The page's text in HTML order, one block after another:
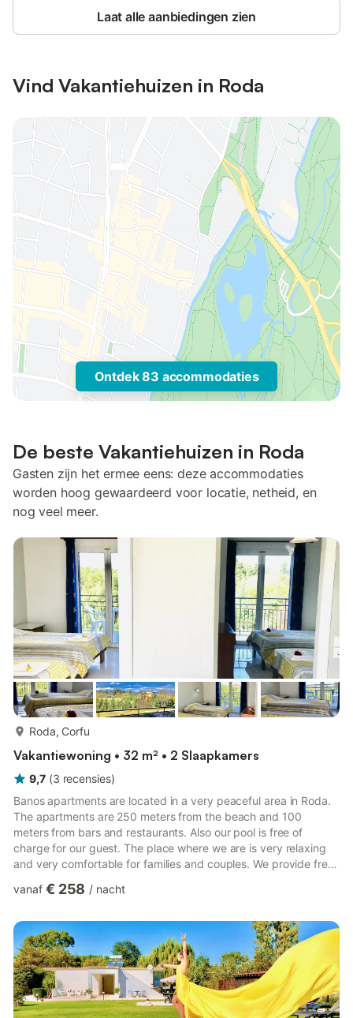
Laat alle aanbiedingen zien
Vind Vakantiehuizen in Roda
Ontdek 83 accommodaties
De beste Vakantiehuizen in Roda
Gasten zijn het ermee eens: deze accommodaties
worden hoog gewaardeerd voor locatie, netheid, en
nog veel meer.
Roda, Corfu
Vakantiewoning • 32 m² • 2 Slaapkamers
9,7 (3 recensies)
Banos apartments are located in a very peaceful area in Roda.
The apartments are 250 meters from the beach and 100
meters from bars and restaurants. Also our pool is free of
charge for our guest. The place where we are is very relaxing
and very comfortable for families and couples. We provide free
the rooms are fully equipped with toster, kitchennet, fridge and
once a quiet little fishing village but is now a lovely tourist resort
catering for the whole family, yet still...
vanaf € 258 / nacht